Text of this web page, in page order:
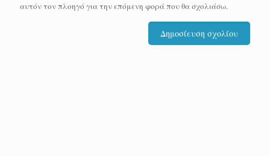
αυτόν τον πλοηγό για την επόμενη φορά που θα σχολιάσω.